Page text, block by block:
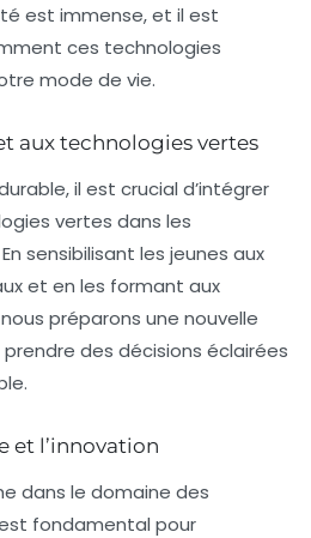
est immense, et il est
ces technologies
mode de vie.
aux technologies vertes
il est crucial d’intégrer
vertes dans les
sensibilisant les jeunes aux
et en les formant aux
préparons une nouvelle
des décisions éclairées
et l’innovation
dans le domaine des
fondamental pour